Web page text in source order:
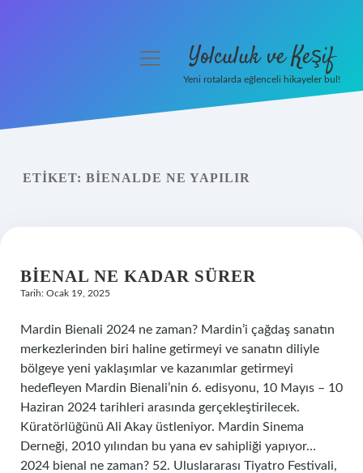
Yasal Uyarı
menüyü Yolculuk ve Keşif
Yeni rotalarda eğlenceli hikayeler bul!
ETIKET: BIENALDE NE YAPILIR
BIENAL NE KADAR SÜRER
Tarih: Ocak 19, 2025
Mardin Bienali 2024 ne zaman? Mardin’i çağdaş sanatın
merkezlerinden biri haline getirmeyi ve sanatın diliyle
bölgeye yeni yaklaşımlar ve kazanımlar getirmeyi
hedefleyen Mardin Bienali’nin 6. edisyonu, 10 Mayıs – 10
Haziran 2024 tarihleri ​​arasında gerçekleştirilecek.
Küratörlüğünü Ali Akay üstleniyor. Mardin Sinema
Derneği, 2010 yılından bu yana ev sahipliği yapıyor…
2024 bienal ne zaman? 52. Uluslararası Tiyatro Festivali,